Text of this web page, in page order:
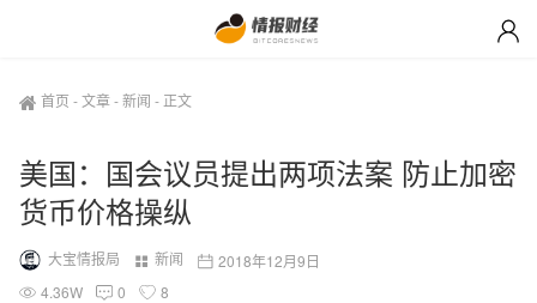
首页 -文章-新闻 - 正文
美国：国会议员提出两项法案 防止加密
货币价格操纵
大宝情报局 新闻
2018年12月9日
4.36W
0 8